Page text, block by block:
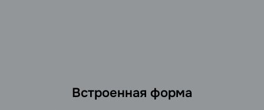
Встроенная форма